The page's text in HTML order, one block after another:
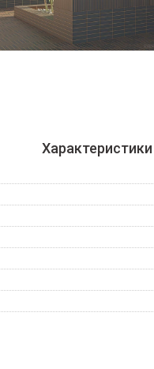
Характеристики